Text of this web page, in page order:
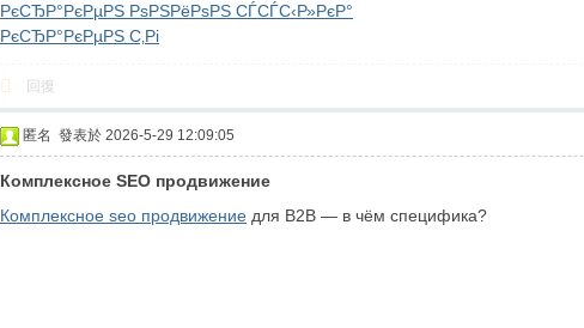
РєСЂР°РєРµРЅ РѕРЅРёРѕРЅ СЃСЃС‹Р»РєР°
РєСЂР°РєРµРЅ С‚Рі
回復
匿名 發表於 2026-5-29 12:09:05
Комплексное SEO продвижение
Комплексное seo продвижение для B2B — в чём специфика?